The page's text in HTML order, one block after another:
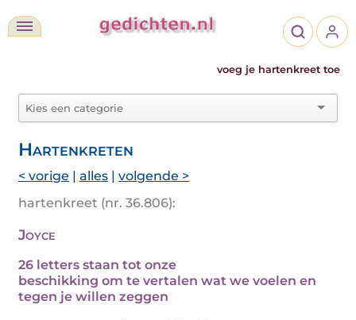
voeg je hartenkreet toe
Hartenkreten
< vorige | alles | volgende >
hartenkreet (nr. 36.806):
Joyce
26 letters staan tot onze
beschikking om te vertalen wat we voelen en
tegen je willen zeggen